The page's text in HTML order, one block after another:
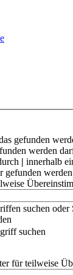
gefunden
werden
| innerhalb
gefunden
suchen oder
suchen
für teilweise